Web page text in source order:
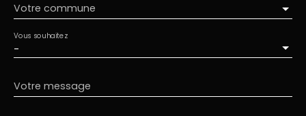
Votre commune
-
Vous souhaitez
Votre message